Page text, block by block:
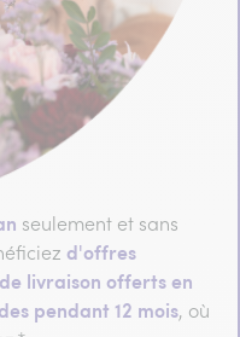
seulement et sans
d'offres
livraison offerts en
pendant 12 mois, où